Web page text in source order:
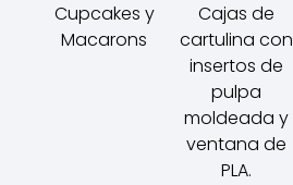
Cupcakes y
Macarons
Cajas de
cartulina con
insertos de
pulpa
moldeada y
ventana de
PLA.